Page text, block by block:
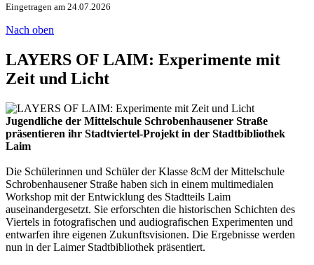
Eingetragen am 24.07.2026
Nach oben
LAYERS OF LAIM: Experimente mit
Zeit und Licht
Jugendliche der Mittelschule Schrobenhausener Straße
präsentieren ihr Stadtviertel-Projekt in der Stadtbibliothek
Laim
Die Schülerinnen und Schüler der Klasse 8cM der Mittelschule
Schrobenhausener Straße haben sich in einem multimedialen
Workshop mit der Entwicklung des Stadtteils Laim
auseinandergesetzt. Sie erforschten die historischen Schichten des
Viertels in fotografischen und audiografischen Experimenten und
entwarfen ihre eigenen Zukunftsvisionen. Die Ergebnisse werden
nun in der Laimer Stadtbibliothek präsentiert.